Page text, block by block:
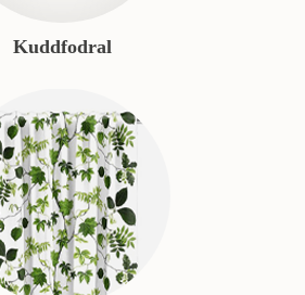
Kuddfodral